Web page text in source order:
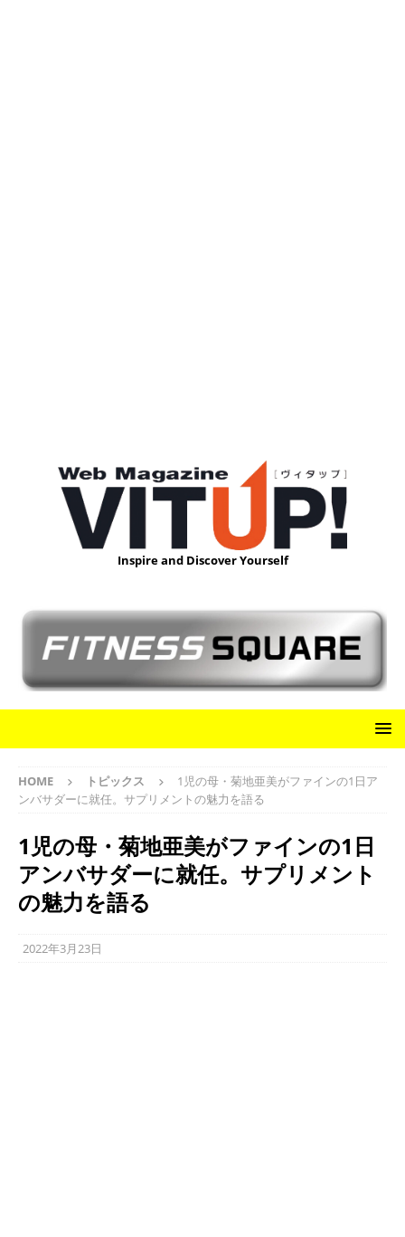
Inspire and Discover Yourself
HOME トピックス
1児の母・菊地亜美がファインの1日ア
ンバサダーに就任。サプリメントの魅力を語る
1児の母・菊地亜美がファインの1日
アンバサダーに就任。サプリメント
の魅力を語る
2022年3月23日